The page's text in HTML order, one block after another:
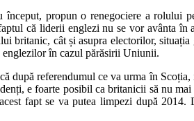
propun o renegociere a rolului
că liderii englezi nu se vor avânta în
britanic, cât și asupra electorilor,
englezilor în cazul părăsirii Uniunii.
după referendumul ce va urma în
e foarte posibil ca britanicii să nu
fapt se va putea limpezi după 2014.